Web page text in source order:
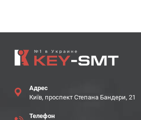
Адрес
Київ, проспект Степана Бандери, 21
Телефон